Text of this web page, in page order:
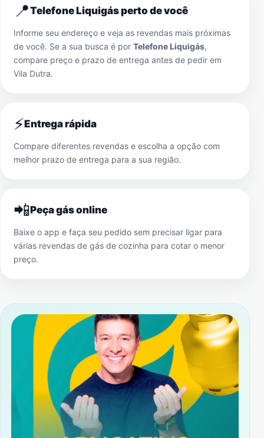
📍Telefone Liquigás perto de você
Informe seu endereço e veja as revendas mais próximas
de você. Se a sua busca é por Telefone Liquigás,
compare preço e prazo de entrega antes de pedir em
Vila Dutra.
⚡Entrega rápida
Compare diferentes revendas e escolha a opção com
melhor prazo de entrega para a sua região.
📲Peça gás online
Baixe o app e faça seu pedido sem precisar ligar para
várias revendas de gás de cozinha para cotar o menor
preço.